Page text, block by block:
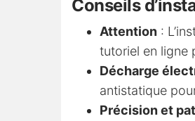
Conseils
Attention :
tutoriel en ligne
Décharge
antistatique
Précision et